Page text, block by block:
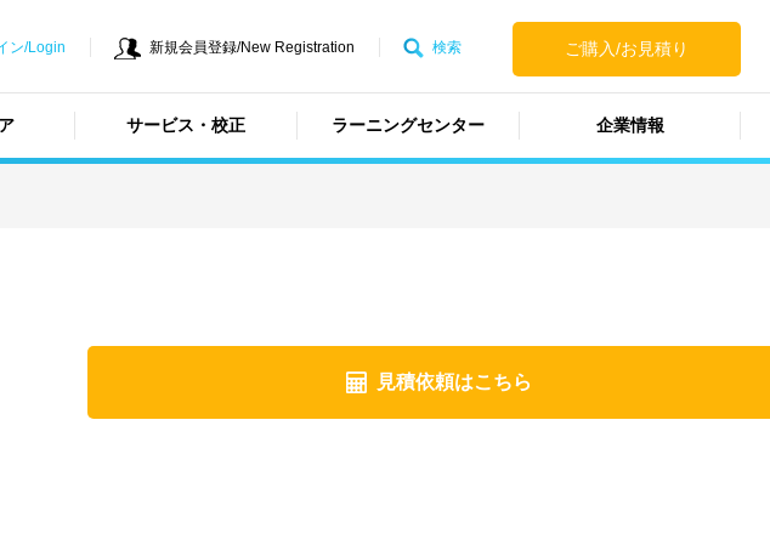
サービス・校正 ラーニングセンター 企業情報
ご購入/お見積り
ン/Login 新規会員登録/New Registration 検索
見積依頼はこちら